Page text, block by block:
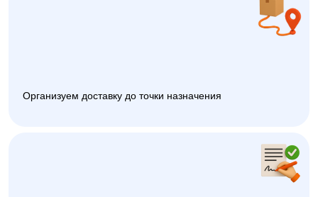
Организуем доставку до точки назначения